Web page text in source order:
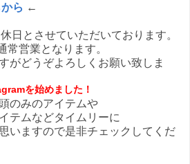
ら ←
日とさせていただいております。
常営業となります。
がどうぞよろしくお願い致しま
を始めました！
のみのアイテムや
テムなどタイムリーに
いますので是非チェックしてくだ